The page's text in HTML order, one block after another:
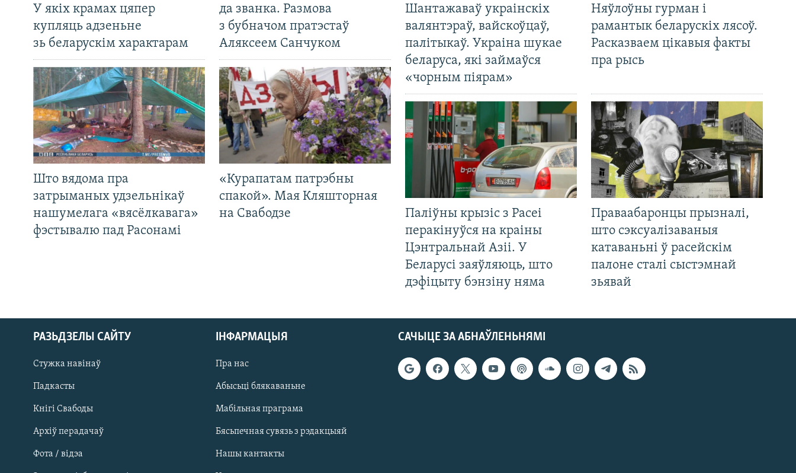
У якіх крамах цяпер
купляць адзеньне
зь беларускім характарам
да званка. Размова
з бубначом пратэстаў
Аляксеем Санчуком
Што вядома пра
затрыманых удзельнікаў
нашумелага «вясёлкавага»
фэстывалю пад Расонамі
«Курапатам патрэбны
спакой». Мая Кляшторная
на Свабодзе
Шантажаваў украінскіх
валянтэраў, вайскоўцаў,
палітыкаў. Украіна шукае
беларуса, які займаўся
«чорным піярам»
Няўлоўны гурман і
рамантык беларускіх лясоў.
Расказваем цікавыя факты
пра рысь
Паліўны крызіс з Расеі
перакінуўся на краіны
Цэнтральнай Азіі. У
Беларусі заяўляюць, што
дэфіцыту бэнзіну няма
Праваабаронцы прызналі,
што сэксуалізаваныя
катаваньні ў расейскім
палоне сталі сыстэмнай
зьявай
САЧЫЦЕ ЗА АБНАЎЛЕНЬНЯМІ
РАЗЬДЗЕЛЫ САЙТУ
Стужка навінаў
Падкасты
Кнігі Свабоды
Архіў перадачаў
Фота / відэа
ІНФАРМАЦЫЯ
Пра нас
Абысьці блякаваньне
Мабільная праграма
Бясьпечная сувязь з рэдакцыяй
Нашы кантакты